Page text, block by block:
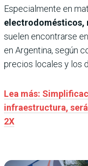
Especialmente en
electrodomésticos,
suelen encontrarse
en Argentina, según
precios locales y los
Lea más:
infraestructura,
2X